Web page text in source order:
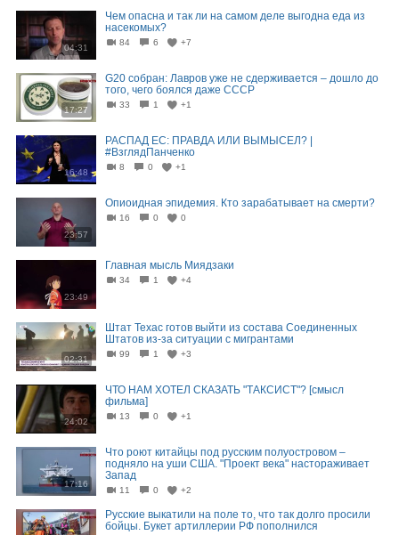
04:31
Чем опасна и так ли на самом деле выгодна еда из
насекомых?
84 6 +7
17:27
G20 собран: Лавров уже не сдерживается – дошло до
того, чего боялся даже СССР
33 1 +1
16:48
РАСПАД ЕС: ПРАВДА ИЛИ ВЫМЫСЕЛ? |
#ВзглядПанченко
8 0 +1
23:57
Опиоидная эпидемия. Кто зарабатывает на смерти?
16 0 0
23:49
Главная мысль Миядзаки
34 1 +4
02:31
Штат Техас готов выйти из состава Соединенных
Штатов из-за ситуации с мигрантами
99 1 +3
24:02
ЧТО НАМ ХОТЕЛ СКАЗАТЬ "ТАКСИСТ"? [смысл
фильма]
13 0 +1
17:16
Что роют китайцы под русским полуостровом –
подняло на уши США. "Проект века" настораживает
Запад
11 0 +2
Русские выкатили на поле то, что так долго просили
бойцы. Букет артиллерии РФ пополнился